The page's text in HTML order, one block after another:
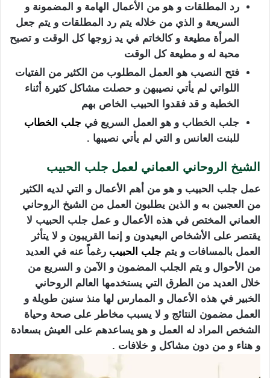
رد المطلقات و هو من الأعمال الهامة و المضمونة و
السريعة و الذي من خلاله يتم رد المطلقات و يتم جعل
المرأة مطيعة و كالخاتم في يد زوجها كل الوقت و تصبح
محبة له و مطيعة كل الوقت
فتح النصيب هو العمل المطلوب من الكثير من الفتيات
اللواتي لم يأتي نصيبهن و حصلت مشاكل كثيرة أثناء
الخطبة و قد فقدوا الحبيب الخاص بهم
جلب الخطاب و هو العمل السريع في جلب الخطاب
للبنت العانس و التي لم يأتي نصيبها .
الشيخ الروحاني العماني لعمل جلب الحبيب
عمل جلب الحبيب و هو من أهم الأعمال و التي لديه الكثير
من العجبين به و الذين يطلبون العمل من الشيخ الروحاني
العماني المختص في هذه الأعمال و عمل جلب الحبيب لا
يقتصر على الأشخاص البعيدون و إنما القريبون و لا يتأثر
العمل بالمسافات و يتم جلب الحبيب رغماً عنه في العديد
من الأحوال و يتم الجلب المضمون و الآمن و السريع من
خلال العديد من الطرق التي يستخدمها العالم الروحاني
الخبير في هذه الأعمال و الممارس لها منذ سنين طويلة و
العمل مضمون النتائج و لا يسبب مخاطر على صحة وحياة
الشخص المراد له العمل و هو يساعدهم على العيش بسعادة
و هناء و من دون مشاكل و خلافات .